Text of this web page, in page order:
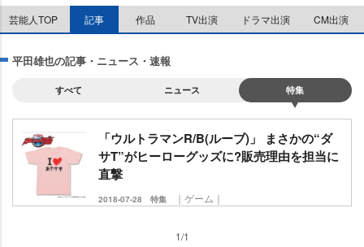
e
芸能人TOP 記事 作品 TV出演 ドラマ出演 CM出演
平田雄也の記事・ニュース・速報
すべて ニュース 特集
「ウルトラマンR/B(ルーブ)」 まさかの“ダ
サT”がヒーローグッズに?販売理由を担当に
直撃
2018-07-28 特集 ｜ゲーム｜
1/1